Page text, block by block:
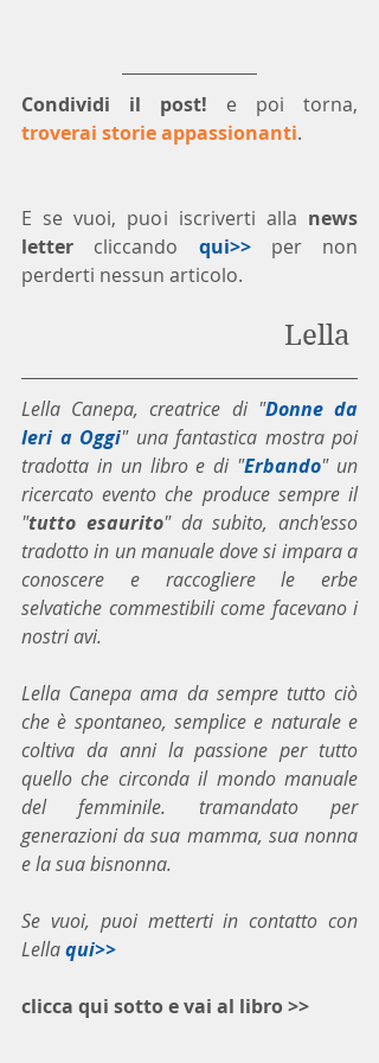
Condividi il post!
troverai storie appassionanti.
E se vuoi, puoi iscriverti alla news
letter cliccando qui>> per non
perderti nessun articolo.
Lella
Lella Canepa, creatrice di "Donne da
Ieri a Oggi" una fantastica mostra poi
tradotta in un libro e di "Erbando" un
ricercato evento che produce sempre il
"tutto esaurito" da subito, anch'esso
tradotto in un manuale dove si impara a
conoscere e raccogliere le erbe
selvatiche commestibili come facevano i
nostri avi.
Lella Canepa ama da sempre tutto ciò
che è spontaneo, semplice e naturale e
coltiva da anni la passione per tutto
quello che circonda il mondo manuale
del femminile. tramandato per
generazioni da sua mamma, sua nonna
e la sua bisnonna.
Se vuoi, puoi metterti in contatto con
Lella qui>>
clicca qui sotto e vai al libro >>